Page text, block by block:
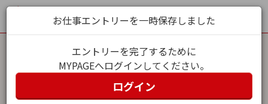
MYPAGEログイン
お仕事エントリーを一時保存しました
エントリーを完了するために
MYPAGEへログインしてください。
ログイン